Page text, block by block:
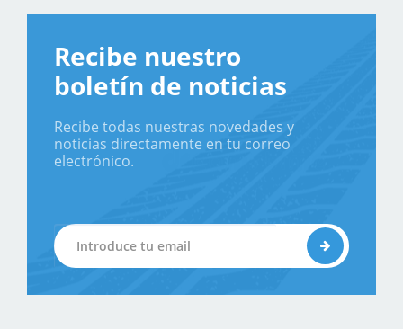
Recibe nuestro
boletín de noticias
Recibe todas nuestras novedades y
noticias directamente en tu correo
electrónico.